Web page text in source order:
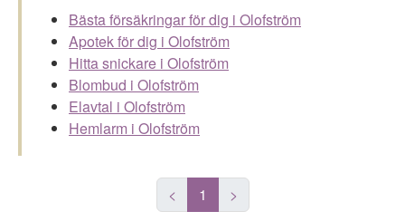
Bästa försäkringar för dig i Olofström
Apotek för dig i Olofström
Hitta snickare i Olofström
Blombud i Olofström
Elavtal i Olofström
Hemlarm i Olofström
< 1 >